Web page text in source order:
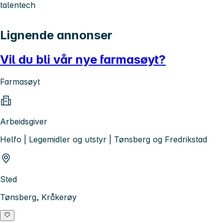
talentech
Lignende annonser
Vil du bli vår nye farmasøyt?
Farmasøyt
Arbeidsgiver
Helfo | Legemidler og utstyr | Tønsberg og Fredrikstad
Sted
Tønsberg, Kråkerøy